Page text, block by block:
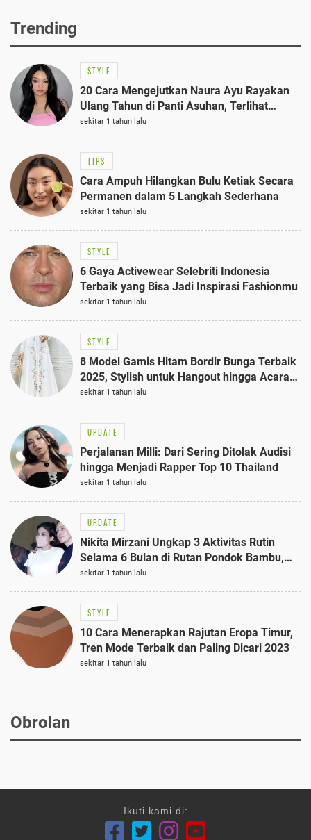
Trending
STYLE
20 Cara Mengejutkan Naura Ayu Rayakan
Ulang Tahun di Panti Asuhan, Terlihat
Anggun dengan Kaftan Cokelat
sekitar 1 tahun lalu
TIPS
Cara Ampuh Hilangkan Bulu Ketiak Secara
Permanen dalam 5 Langkah Sederhana
sekitar 1 tahun lalu
STYLE
6 Gaya Activewear Selebriti Indonesia
Terbaik yang Bisa Jadi Inspirasi Fashionmu
sekitar 1 tahun lalu
STYLE
8 Model Gamis Hitam Bordir Bunga Terbaik
2025, Stylish untuk Hangout hingga Acara
Semi-Formal
sekitar 1 tahun lalu
UPDATE
Perjalanan Milli: Dari Sering Ditolak Audisi
hingga Menjadi Rapper Top 10 Thailand
sekitar 1 tahun lalu
UPDATE
Nikita Mirzani Ungkap 3 Aktivitas Rutin
Selama 6 Bulan di Rutan Pondok Bambu,
Terungkap!
sekitar 1 tahun lalu
STYLE
10 Cara Menerapkan Rajutan Eropa Timur,
Tren Mode Terbaik dan Paling Dicari 2023
sekitar 1 tahun lalu
Obrolan
Ikuti kami di: